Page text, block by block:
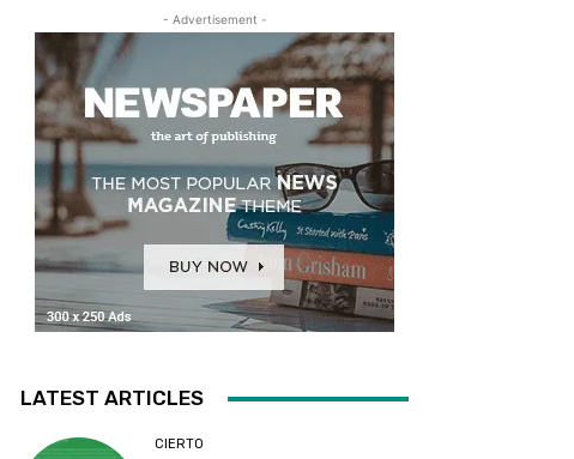
- Advertisement -
LATEST ARTICLES
CIERTO